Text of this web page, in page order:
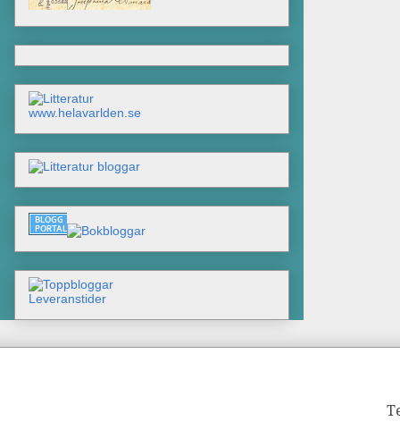
www.helavarlden.se
Leveranstider